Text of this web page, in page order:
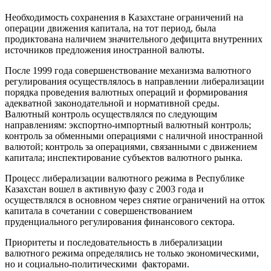
Необходимость сохранения в Казахстане ограничений на
операции движения капитала, на тот период, была
продиктована наличием значительного дефицита внутренних
источников предложения иностранной валюты.
После 1999 года совершенствование механизма валютного
регулирования осуществлялось в направлении либерализации
порядка проведения валютных операций и формирования
адекватной законодательной и нормативной среды.
Валютный контроль осуществлялся по следующим
направлениям: экспортно-импортный валютный контроль;
контроль за обменными операциями с наличной иностранной
валютой; контроль за операциями, связанными с движением
капитала; инспектирование субъектов валютного рынка.
Процесс либерализации валютного режима в Республике
Казахстан вошел в активную фазу с 2003 года и
осуществлялся в основном через снятие ограничений на отток
капитала в сочетании с совершенствованием
пруденциального регулирования финансового сектора.
Приоритеты и последовательность в либерализации
валютного режима определялись не только экономическими,
но и социально-политическими факторами.